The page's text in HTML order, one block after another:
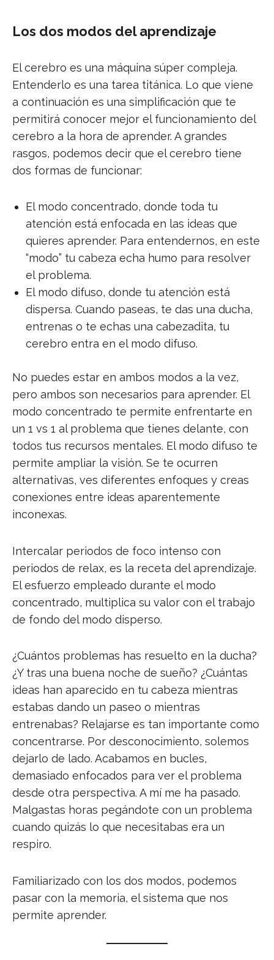
Los dos modos del aprendizaje
El cerebro es una máquina súper compleja.
Entenderlo es una tarea titánica. Lo que viene
a continuación es una simplificación que te
permitirá conocer mejor el funcionamiento del
cerebro a la hora de aprender. A grandes
rasgos, podemos decir que el cerebro tiene
dos formas de funcionar:
El modo concentrado, donde toda tu
atención está enfocada en las ideas que
quieres aprender. Para entendernos, en este
“modo” tu cabeza echa humo para resolver
el problema.
El modo difuso, donde tu atención está
dispersa. Cuando paseas, te das una ducha,
entrenas o te echas una cabezadita, tu
cerebro entra en el modo difuso.
No puedes estar en ambos modos a la vez,
pero ambos son necesarios para aprender. El
modo concentrado te permite enfrentarte en
un 1 vs 1 al problema que tienes delante, con
todos tus recursos mentales. El modo difuso te
permite ampliar la visión. Se te ocurren
alternativas, ves diferentes enfoques y creas
conexiones entre ideas aparentemente
inconexas.
Intercalar periodos de foco intenso con
periodos de relax, es la receta del aprendizaje.
El esfuerzo empleado durante el modo
concentrado, multiplica su valor con el trabajo
de fondo del modo disperso.
¿Cuántos problemas has resuelto en la ducha?
¿Y tras una buena noche de sueño? ¿Cuántas
ideas han aparecido en tu cabeza mientras
estabas dando un paseo o mientras
entrenabas? Relajarse es tan importante como
concentrarse. Por desconocimiento, solemos
dejarlo de lado. Acabamos en bucles,
demasiado enfocados para ver el problema
desde otra perspectiva. A mí me ha pasado.
Malgastas horas pegándote con un problema
cuando quizás lo que necesitabas era un
respiro.
Familiarizado con los dos modos, podemos
pasar con la memoria, el sistema que nos
permite aprender.